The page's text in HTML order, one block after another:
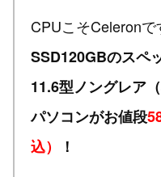
CPUこそCeleronで
SSD120GBのスペ
11.6型ノングレア
パソコンがお値段
込）
！